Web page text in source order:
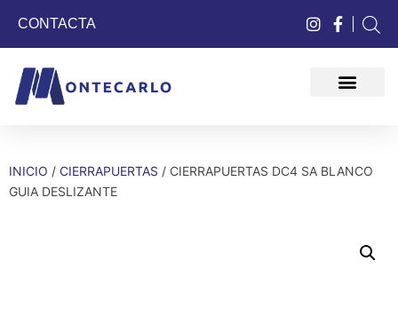
CONTACTA
INICIO / CIERRAPUERTAS / CIERRAPUERTAS DC4 SA BLANCO
GUIA DESLIZANTE